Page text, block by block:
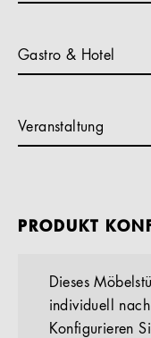
Gastro & Hotel
Veranstaltung
PRODUKT
Dieses
individuell
Konfigurieren